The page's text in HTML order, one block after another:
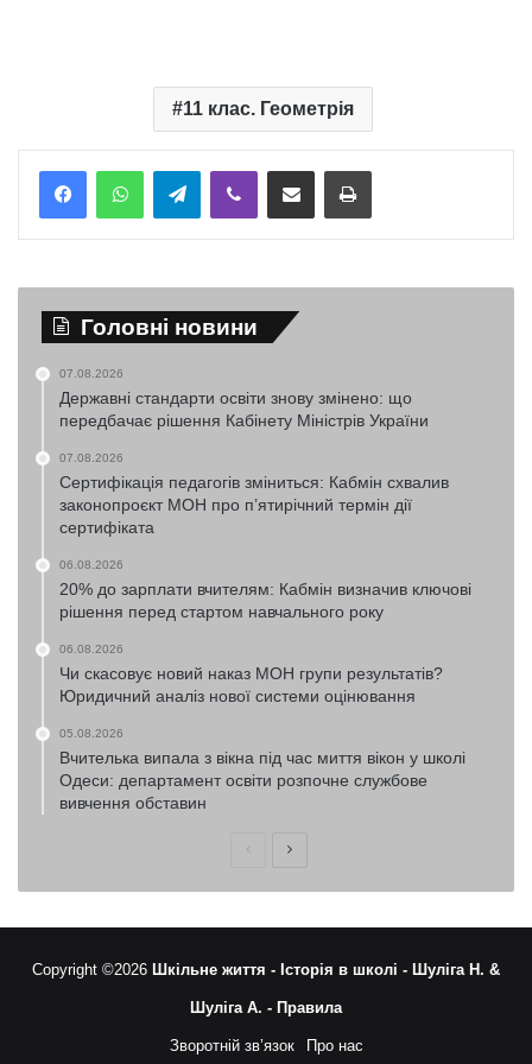
11 клас. Геометрія
TelegramViber Надіслати електронною поштоюНадрукувати
Головні новини
07.08.2026
Державні стандарти освіти знову змінено: що
передбачає рішення Кабінету Міністрів України
07.08.2026
Сертифікація педагогів зміниться: Кабмін схвалив
законопроєкт МОН про п’ятирічний термін дії
сертифіката
06.08.2026
20% до зарплати вчителям: Кабмін визначив ключові
рішення перед стартом навчального року
06.08.2026
Чи скасовує новий наказ МОН групи результатів?
Юридичний аналіз нової системи оцінювання
05.08.2026
Вчителька випала з вікна під час миття вікон у школі
Одеси: департамент освіти розпочне службове
вивчення обставин
ПопередняНаступна
Copyright ©2026 Шкільне життя - Історія в школі - Шуліга Н. &
Шуліга А. - Правила
Зворотній зв’язок Про нас